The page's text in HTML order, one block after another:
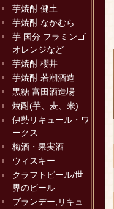
芋焼酎 健土
芋焼酎 なかむら
芋 国分 フラミンゴ
オレンジなど
芋焼酎 櫻井
芋焼酎 若潮酒造
黒糖 富田酒造場
焼酎(芋、麦、米)
伊勢リキュール・ワ
ークス
梅酒・果実酒
ウィスキー
クラフトビール/世
界のビール
ブランデー,リキュ